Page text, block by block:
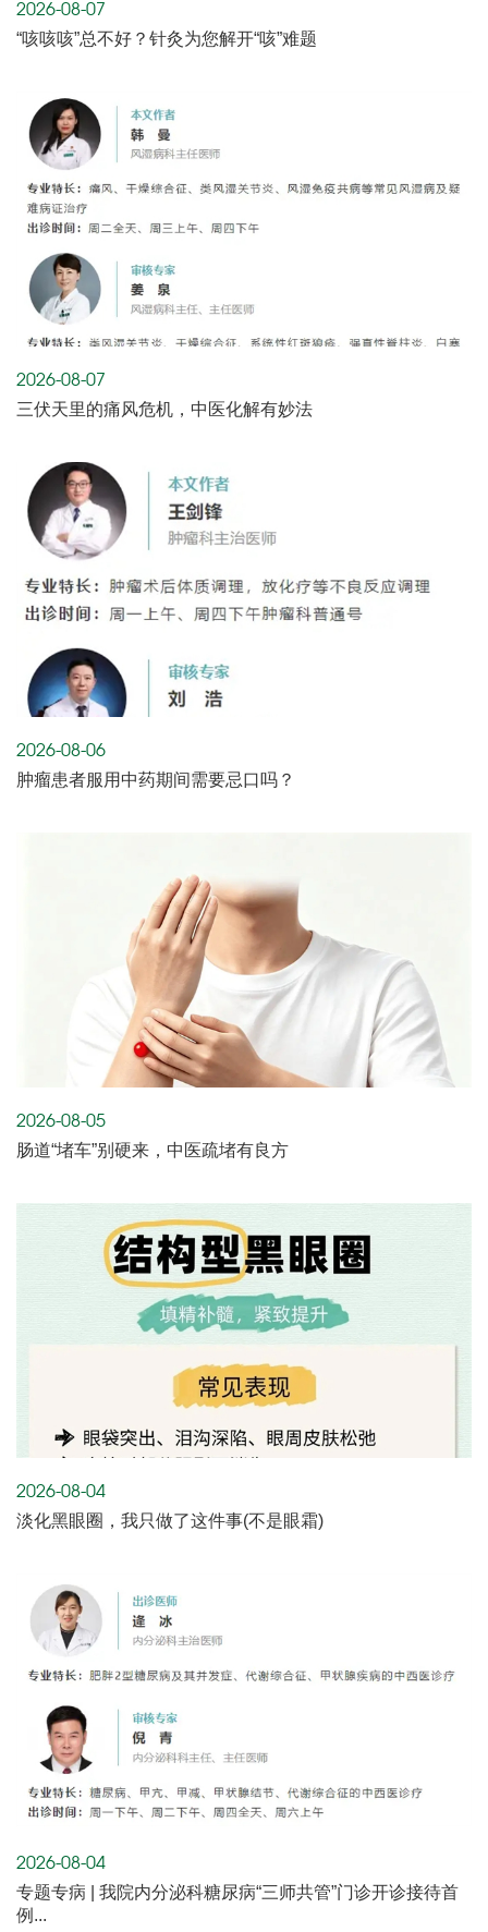
2026-08-07
“咳咳咳”总不好？针灸为您解开“咳”难题
2026-08-07
三伏天里的痛风危机，中医化解有妙法
2026-08-06
肿瘤患者服用中药期间需要忌口吗？
2026-08-05
肠道“堵车”别硬来，中医疏堵有良方
2026-08-04
淡化黑眼圈，我只做了这件事(不是眼霜)
2026-08-04
专题专病 | 我院内分泌科糖尿病“三师共管”门诊开诊接待首
例...